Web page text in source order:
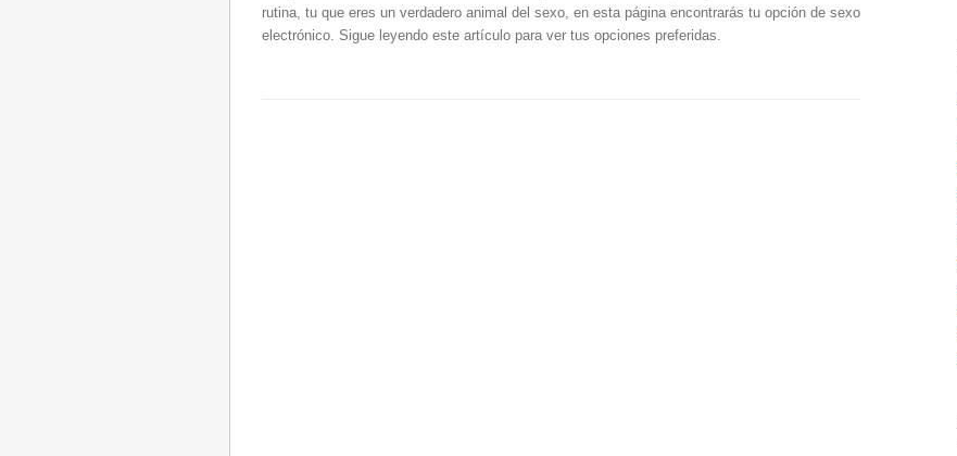
rutina, tu que eres un verdadero animal del sexo, en esta página encontrarás tu opción de sexo
electrónico. Sigue leyendo este artículo para ver tus opciones preferidas.